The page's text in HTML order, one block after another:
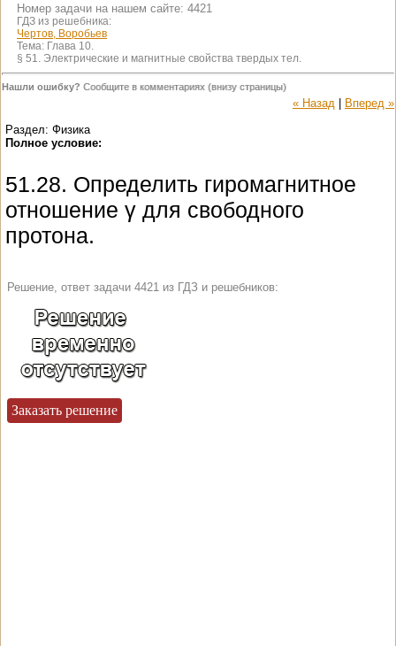
Номер задачи на нашем сайте: 4421
ГДЗ из решебника:
Чертов, Воробьев
Тема: Глава 10.
§ 51. Электрические и магнитные свойства твердых тел.
Нашли ошибку? Сообщите в комментариях (внизу страницы)
« Назад
Вперед »
Раздел: Физика
Полное условие:
51.28. Определить гиромагнитное
отношение γ для свободного
протона.
Решение, ответ задачи 4421 из ГДЗ и решебников:
Заказать решение